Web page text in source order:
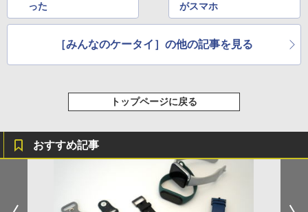
った
がスマホ
［みんなのケータイ］の他の記事を見る
トップページに戻る
おすすめ記事